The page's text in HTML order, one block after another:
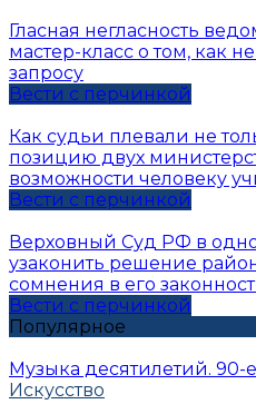
Гласная негласность
мастер-класс о том, как
запросу
Вести с перчинкой
Как судьи плевали не
позицию двух
возможности человеку
Вести с перчинкой
Верховный Суд РФ в
узаконить решение
сомнения в его
Вести с перчинкой
Популярное
Музыка десятилетий. 90-е
Искусство